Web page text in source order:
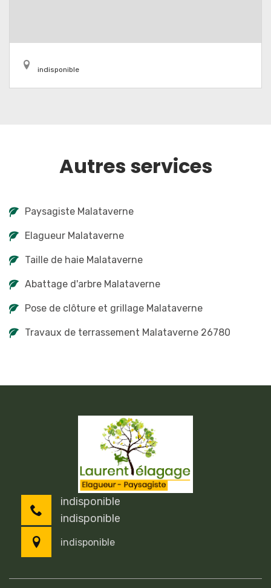
indisponible
Autres services
Paysagiste Malataverne
Elagueur Malataverne
Taille de haie Malataverne
Abattage d'arbre Malataverne
Pose de clôture et grillage Malataverne
Travaux de terrassement Malataverne 26780
indisponible
indisponible
indisponible